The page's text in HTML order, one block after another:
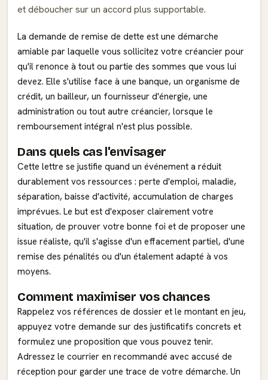
et déboucher sur un accord plus supportable.
La demande de remise de dette est une démarche
amiable par laquelle vous sollicitez votre créancier pour
qu'il renonce à tout ou partie des sommes que vous lui
devez. Elle s'utilise face à une banque, un organisme de
crédit, un bailleur, un fournisseur d'énergie, une
administration ou tout autre créancier, lorsque le
remboursement intégral n'est plus possible.
Dans quels cas l'envisager
Cette lettre se justifie quand un événement a réduit
durablement vos ressources : perte d'emploi, maladie,
séparation, baisse d'activité, accumulation de charges
imprévues. Le but est d'exposer clairement votre
situation, de prouver votre bonne foi et de proposer une
issue réaliste, qu'il s'agisse d'un effacement partiel, d'une
remise des pénalités ou d'un étalement adapté à vos
moyens.
Comment maximiser vos chances
Rappelez vos références de dossier et le montant en jeu,
appuyez votre demande sur des justificatifs concrets et
formulez une proposition que vous pouvez tenir.
Adressez le courrier en recommandé avec accusé de
réception pour garder une trace de votre démarche. Un